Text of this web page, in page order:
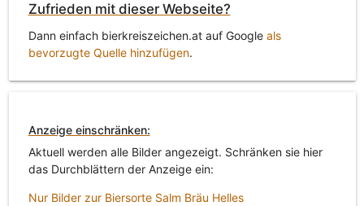
Zufrieden mit dieser Webseite?
Dann einfach bierkreiszeichen.at auf Google als
bevorzugte Quelle hinzufügen.
Anzeige einschränken:
Aktuell werden alle Bilder angezeigt. Schränken sie hier
das Durchblättern der Anzeige ein:
Nur Bilder zur Biersorte Salm Bräu Helles